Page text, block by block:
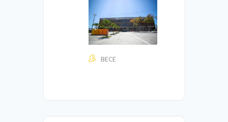
BECE